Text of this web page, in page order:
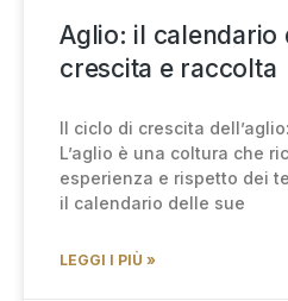
Aglio: il calendario
crescita e raccolta
Il ciclo di crescita
L’aglio è una coltura che
esperienza e rispetto dei
il calendario delle sue
LEGGI I PIÙ »